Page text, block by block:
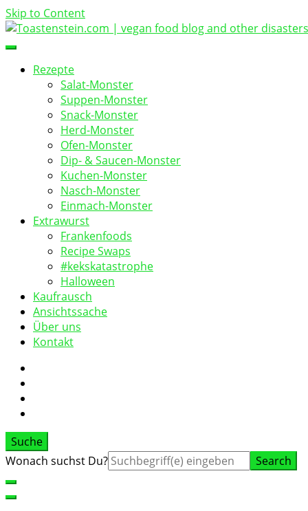
Skip to Content
Toastenstein.com
vegan food blog
Rezepte
Salat-Monster
Suppen-Monster
Snack-Monster
Herd-Monster
Ofen-Monster
Dip- & Saucen-Monster
Kuchen-Monster
Nasch-Monster
Einmach-Monster
Extrawurst
Frankenfoods
Recipe Swaps
#kekskatastrophe
Halloween
Kaufrausch
Ansichtssache
Über uns
Kontakt
Suche
Suche
Wonach suchst Du?